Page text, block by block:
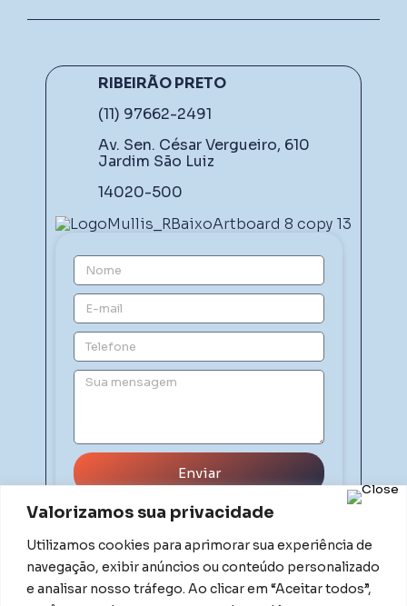
Valorizamos sua privacidade
Utilizamos cookies para aprimorar sua experiência de
navegação, exibir anúncios ou conteúdo personalizado
e analisar nosso tráfego. Ao clicar em “Aceitar todos”,
RIBEIRÃO PRETO
(11) 97662-2491
Av. Sen. César Vergueiro, 610
Jardim São Luiz
14020-500
Enviar